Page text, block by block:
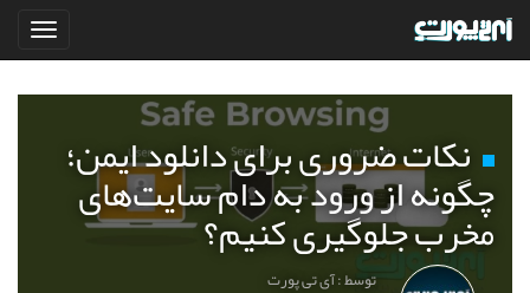
نکات ضروری برای دانلود ایمن؛
چگونه از ورود به دام سایت‌های
مخرب جلوگیری کنیم؟
توسط : آی تی پورت